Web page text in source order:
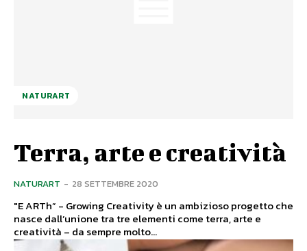
NATURART
Terra, arte e creatività
NATURART - 28 SETTEMBRE 2020
"E ARTh” - Growing Creativity è un ambizioso progetto che
nasce dall’unione tra tre elementi come terra, arte e
creatività – da sempre molto...